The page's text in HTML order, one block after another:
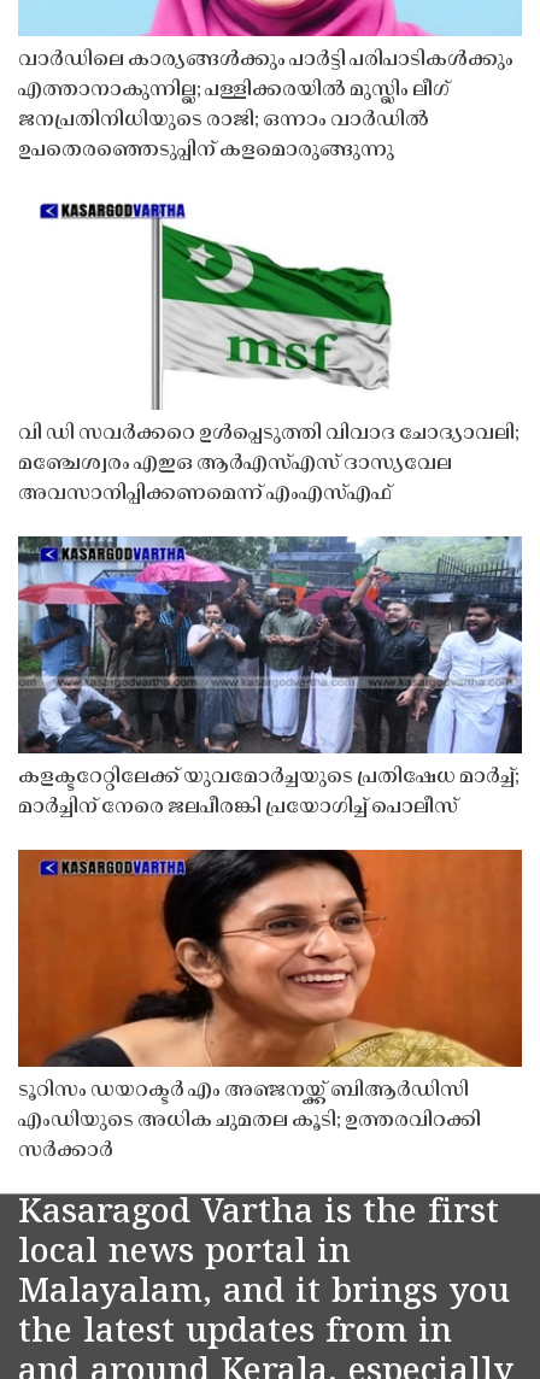
വാർഡിലെ കാര്യങ്ങൾക്കും പാർട്ടി പരിപാടികൾക്കും
എത്താനാകുന്നില്ല; പള്ളിക്കരയിൽ മുസ്ലിം ലീഗ്
ജനപ്രതിനിധിയുടെ രാജി; ഒന്നാം വാർഡിൽ
ഉപതെരഞ്ഞെടുപ്പിന് കളമൊരുങ്ങുന്നു
വി ഡി സവർക്കറെ ഉൾപ്പെടുത്തി വിവാദ ചോദ്യാവലി;
മഞ്ചേശ്വരം എഇഒ ആർഎസ്എസ് ദാസ്യവേല
അവസാനിപ്പിക്കണമെന്ന് എംഎസ്എഫ്
കളക്ടറേറ്റിലേക്ക് യുവമോർച്ചയുടെ പ്രതിഷേധ മാർച്ച്;
മാർച്ചിന് നേരെ ജലപീരങ്കി പ്രയോഗിച്ച് പൊലീസ്
ടൂറിസം ഡയറക്ടർ എം അഞ്ജനയ്ക്ക് ബിആർഡിസി
എംഡിയുടെ അധിക ചുമതല കൂടി; ഉത്തരവിറക്കി
സർക്കാർ
Kasaragod Vartha is the first
local news portal in
Malayalam, and it brings you
the latest updates from in